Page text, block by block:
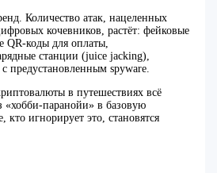
Количество атак, нацеленных
кочевников, растёт: фейковые
QR-коды для оплаты,
станции (juice jacking),
предустановленным spyware.
в путешествиях всё
«хобби-паранойи» в базовую
игнорирует это, становятся